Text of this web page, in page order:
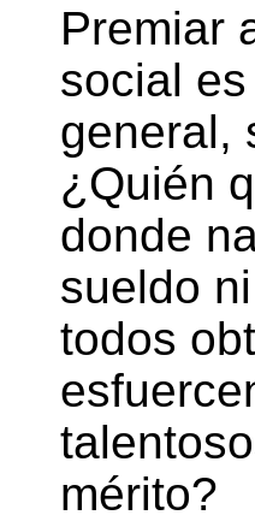
Premiar
social
general,
¿Quién
donde
sueldo
todos
mérito?